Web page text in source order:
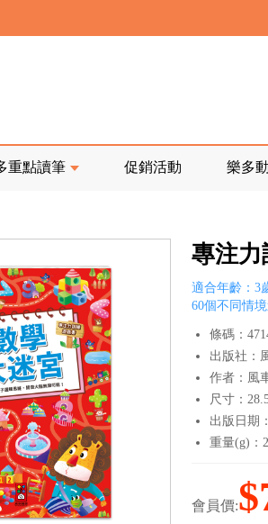
重點讀筆 促銷活動 樂多
專注力
適合年齡：3
60個不同情
條碼：
出版社：
作者：風
尺寸：
出版日期
重量(g)：
會員價: